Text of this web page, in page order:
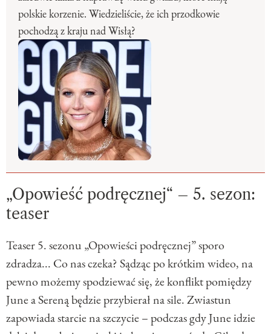
polskie korzenie. Wiedzieliście, że ich przodkowie
pochodzą z kraju nad Wisłą?
„Opowieść podręcznej“ – 5. sezon:
teaser
Teaser 5. sezonu „Opowieści podręcznej” sporo
zdradza... Co nas czeka? Sądząc po krótkim wideo, na
pewno możemy spodziewać się, że konflikt pomiędzy
June a Sereną będzie przybierał na sile. Zwiastun
zapowiada starcie na szczycie – podczas gdy June idzie